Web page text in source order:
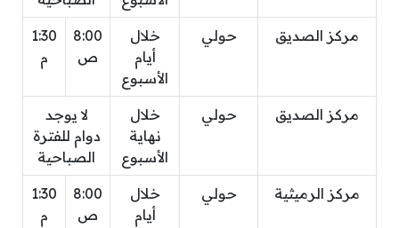
مركز الصديق حولي
خلال
أيام
الأسبوع
8:00
ص
1:30
م
مركز الصديق حولي
خلال
نهاية
الأسبوع
لا يوجد
دوام للفترة
الصباحية
مركز الرميثية حولي
خلال
أيام
8:00
ص
1:30
م